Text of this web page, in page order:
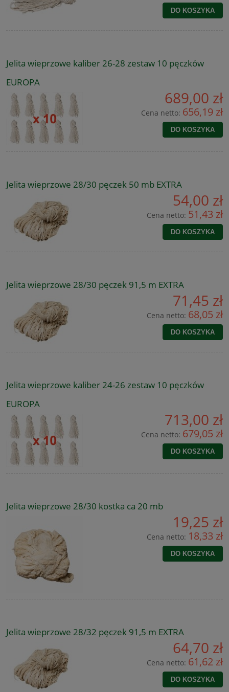
DO KOSZYKA
Jelita wieprzowe kaliber 26-28 zestaw 10 pęczków
EUROPA
689,00 zł
Cena netto: 656,19 zł
DO KOSZYKA
Jelita wieprzowe 28/30 pęczek 50 mb EXTRA
54,00 zł
Cena netto: 51,43 zł
DO KOSZYKA
Jelita wieprzowe 28/30 pęczek 91,5 m EXTRA
71,45 zł
Cena netto: 68,05 zł
DO KOSZYKA
Jelita wieprzowe kaliber 24-26 zestaw 10 pęczków
EUROPA
713,00 zł
Cena netto: 679,05 zł
DO KOSZYKA
Jelita wieprzowe 28/30 kostka ca 20 mb
19,25 zł
Cena netto: 18,33 zł
DO KOSZYKA
Jelita wieprzowe 28/32 pęczek 91,5 m EXTRA
64,70 zł
Cena netto: 61,62 zł
DO KOSZYKA